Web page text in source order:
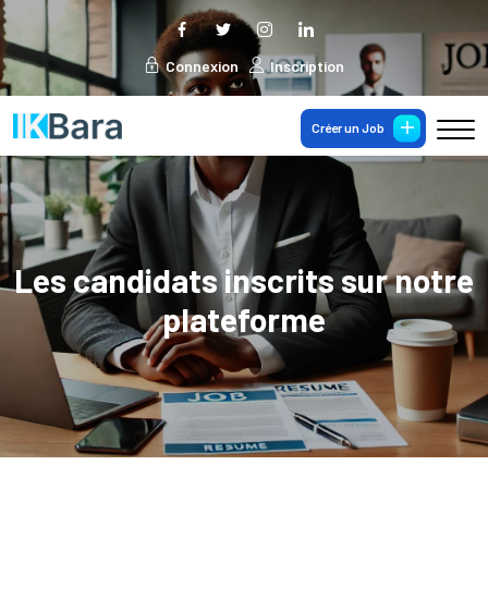
Connexion Inscription
Créer un Job
Les candidats inscrits sur notre
plateforme